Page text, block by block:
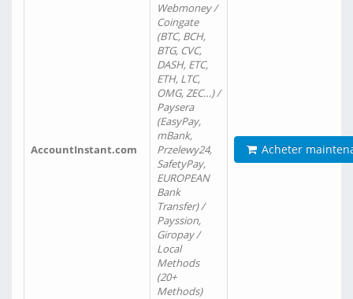
AccountInstant.com
Webmoney /
Coingate
(BTC, BCH,
BTG, CVC,
DASH, ETC,
ETH, LTC,
OMG, ZEC…) /
Paysera
(EasyPay,
mBank,
Przelewy24,
SafetyPay,
EUROPEAN
Bank
Transfer) /
Payssion,
Giropay /
Local
Methods
(20+
Methods)
Acheter